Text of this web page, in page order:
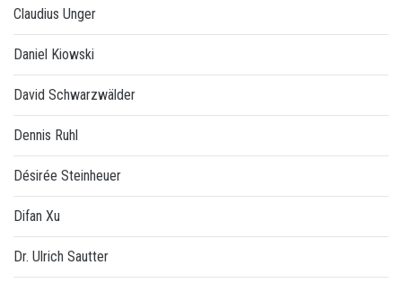
Claudius Unger
Daniel Kiowski
David Schwarzwälder
Dennis Ruhl
Désirée Steinheuer
Difan Xu
Dr. Ulrich Sautter